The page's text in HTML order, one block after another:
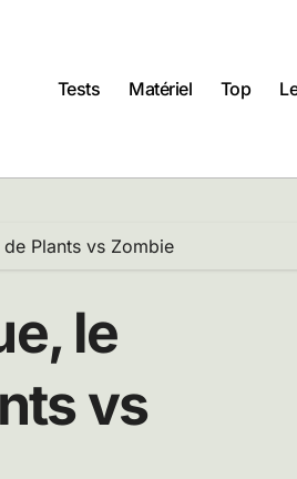
Tests
Matériel Top
Plants vs Zombie
le
vs